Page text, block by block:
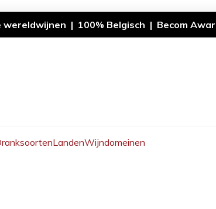
| 100% Belgisch | Becom
LandenWijndomeinen